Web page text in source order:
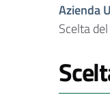
Azienda
Scelta